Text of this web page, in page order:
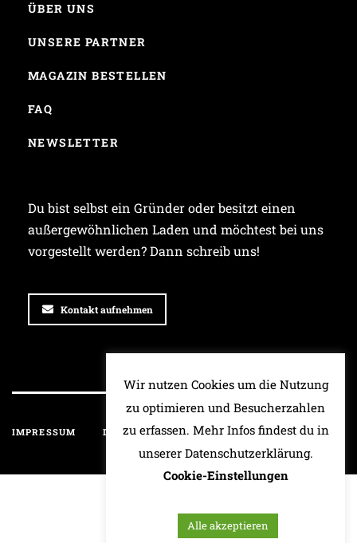
ÜBER UNS
UNSERE PARTNER
MAGAZIN BESTELLEN
FAQ
NEWSLETTER
Du bist selbst ein Gründer oder besitzt einen
außergewöhnlichen Laden und möchtest bei uns
vorgestellt werden? Dann schreib uns!
Kontakt aufnehmen
IMPRESSUM DATENSCHUTZ HAFTUNGSAUSSCHLUSS
Wir nutzen Cookies um die Nutzung
zu optimieren und Besucherzahlen
zu erfassen. Mehr Infos findest du in
unserer Datenschutzerklärung.
Cookie-Einstellungen
Alle akzeptieren